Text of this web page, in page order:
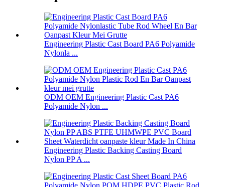
Engineering Plastic Cast Board PA6 Polyamide
Nylonla ...
ODM OEM Engineering Plastic Cast PA6
Polyamide Nylon ...
Engineering Plastic Backing Casting Board
Nylon PP A ...